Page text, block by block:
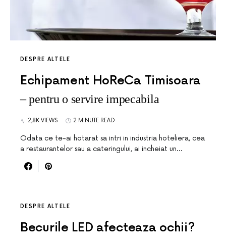
DESPRE ALTELE
Echipament HoReCa Timisoara
– pentru o servire impecabila
2,8K VIEWS 2 MINUTE READ
Odata ce te-ai hotarat sa intri in industria hoteliera, cea
a restaurantelor sau a cateringului, ai incheiat un…
DESPRE ALTELE
Becurile LED afecteaza ochii?